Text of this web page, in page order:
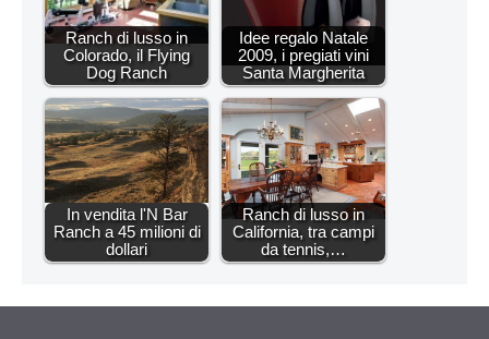
Ranch di lusso in
Colorado, il Flying
Dog Ranch
Idee regalo Natale
2009, i pregiati vini
Santa Margherita
In vendita l'N Bar
Ranch a 45 milioni di
dollari
Ranch di lusso in
California, tra campi
da tennis,…